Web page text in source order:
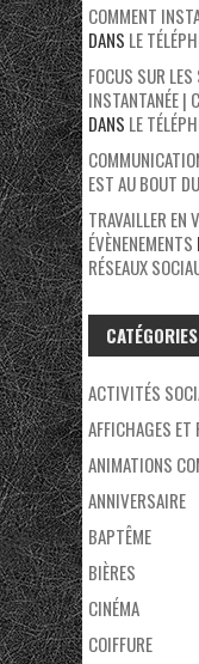
COMMENT
DANS LE
FOCUS SUR
INSTANTANÉE |
DANS LE
EST AU BOUT
TRAVAILLER EN
ÉVÈNENEMENTS
RÉSEAUX
CATÉGORIES
ACTIVITÉS
AFFICHAGES ET
ANIMATIONS
ANNIVERSAIRE
BAPTÊME
BIÈRES
CINÉMA
COIFFURE